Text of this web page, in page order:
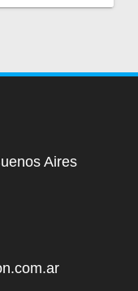
Aires